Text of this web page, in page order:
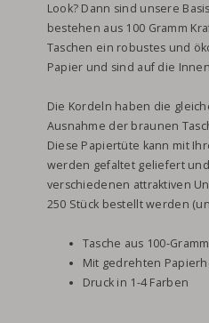
Look? Dann sind unsere
bestehen aus 100 Gramm
Taschen ein robustes und
Papier und sind auf die
Die Kordeln haben die
Ausnahme der braunen
Diese Papiertüte kann mit
werden gefaltet geliefert
verschiedenen attraktiven
250 Stück bestellt werden
Tasche aus 100-
Mit gedrehten
Druck in 1-4 Farben